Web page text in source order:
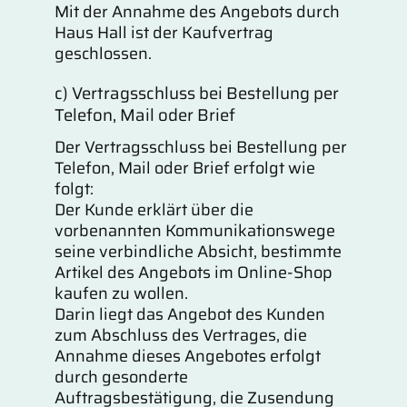
Mit der Annahme des Angebots durch
Haus Hall ist der Kaufvertrag
geschlossen.
c) Vertragsschluss bei Bestellung per
Telefon, Mail oder Brief
Der Vertragsschluss bei Bestellung per
Telefon, Mail oder Brief erfolgt wie
folgt:
Der Kunde erklärt über die
vorbenannten Kommunikationswege
seine verbindliche Absicht, bestimmte
Artikel des Angebots im Online-Shop
kaufen zu wollen.
Darin liegt das Angebot des Kunden
zum Abschluss des Vertrages, die
Annahme dieses Angebotes erfolgt
durch gesonderte
Auftragsbestätigung, die Zusendung